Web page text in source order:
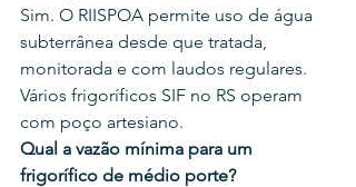
Sim. O RIISPOA permite uso de água
subterrânea desde que tratada,
monitorada e com laudos regulares.
Vários frigoríficos SIF no RS operam
com poço artesiano.
Qual a vazão mínima para um
frigorífico de médio porte?